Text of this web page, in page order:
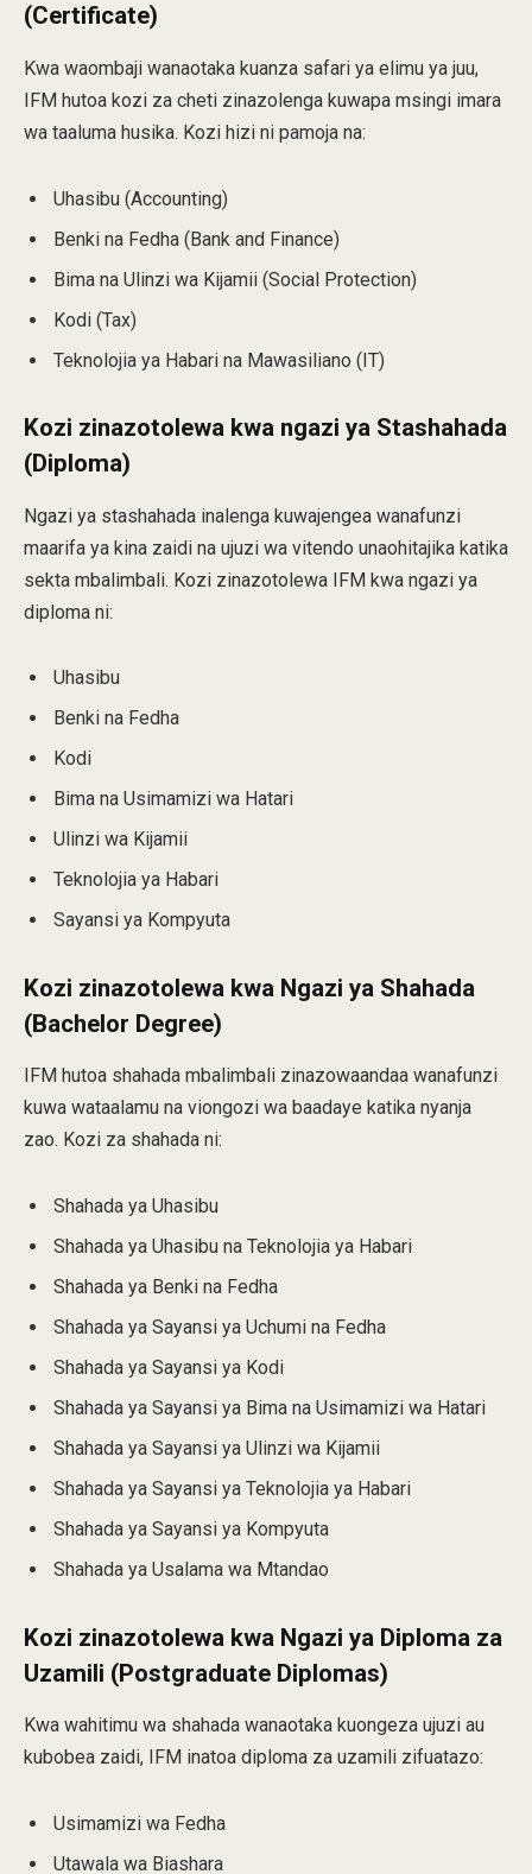
(Certificate)
Kwa waombaji wanaotaka kuanza safari ya elimu ya juu,
IFM hutoa kozi za cheti zinazolenga kuwapa msingi imara
wa taaluma husika. Kozi hizi ni pamoja na:
Uhasibu (Accounting)
Benki na Fedha (Bank and Finance)
Bima na Ulinzi wa Kijamii (Social Protection)
Kodi (Tax)
Teknolojia ya Habari na Mawasiliano (IT)
Kozi zinazotolewa kwa ngazi ya Stashahada
(Diploma)
Ngazi ya stashahada inalenga kuwajengea wanafunzi
maarifa ya kina zaidi na ujuzi wa vitendo unaohitajika katika
sekta mbalimbali. Kozi zinazotolewa IFM kwa ngazi ya
diploma ni:
Uhasibu
Benki na Fedha
Kodi
Bima na Usimamizi wa Hatari
Ulinzi wa Kijamii
Teknolojia ya Habari
Sayansi ya Kompyuta
Kozi zinazotolewa kwa Ngazi ya Shahada
(Bachelor Degree)
IFM hutoa shahada mbalimbali zinazowaandaa wanafunzi
kuwa wataalamu na viongozi wa baadaye katika nyanja
zao. Kozi za shahada ni:
Shahada ya Uhasibu
Shahada ya Uhasibu na Teknolojia ya Habari
Shahada ya Benki na Fedha
Shahada ya Sayansi ya Uchumi na Fedha
Shahada ya Sayansi ya Kodi
Shahada ya Sayansi ya Bima na Usimamizi wa Hatari
Shahada ya Sayansi ya Ulinzi wa Kijamii
Shahada ya Sayansi ya Teknolojia ya Habari
Shahada ya Sayansi ya Kompyuta
Shahada ya Usalama wa Mtandao
Kozi zinazotolewa kwa Ngazi ya Diploma za
Uzamili (Postgraduate Diplomas)
Kwa wahitimu wa shahada wanaotaka kuongeza ujuzi au
kubobea zaidi, IFM inatoa diploma za uzamili zifuatazo:
Usimamizi wa Fedha
Utawala wa Biashara